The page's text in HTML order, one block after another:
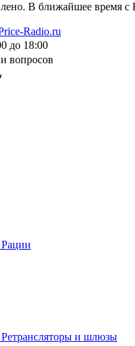
В ближайшее время с
до 18:00
вопросов
Рации
Ретрансляторы и шлюзы